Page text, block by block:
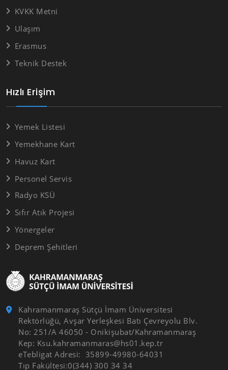
Kahramanmaraş Sütçü İmam Üniversitesi
Rektörlüğü, Avşar Yerleşkesi Batı Çevreyolu Blv.
No: 251/A 46050 - Onikişubat/Kahramanmaraş
Kep: Ksu.kahramanmaras@hs01.kep.tr
eTebligat Adresi: 35899-49980-64031
Tıp Fakültesi:0(344) 300 34 34
Hızlı Erişim
Yemek Listesi
Yemekhane Kart
Havuz Kart
Personel Servis
Radyo KSÜ
Sıfır Atık Projesi
Yönergeler
Deprem Şehitleri
KVKK Metni
Ulaşım
Erasmus
Teknik Destek